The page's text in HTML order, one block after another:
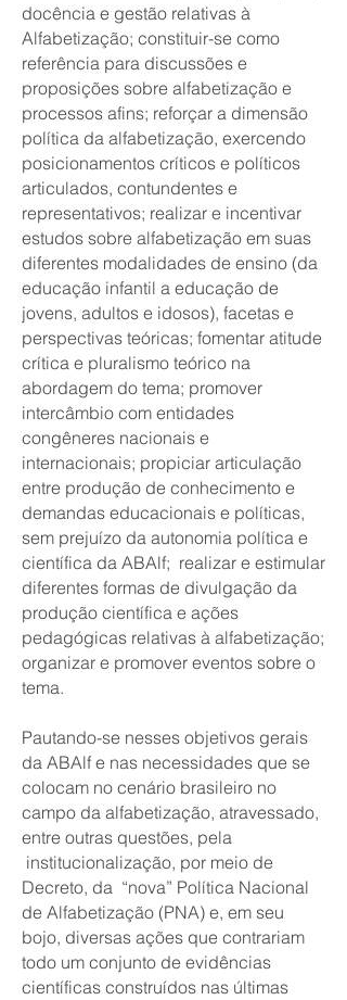
docência e gestão relativas à
Alfabetização; constituir-se como
referência para discussões e
proposições sobre alfabetização e
processos afins; reforçar a dimensão
política da alfabetização, exercendo
posicionamentos críticos e políticos
articulados, contundentes e
representativos; realizar e incentivar
estudos sobre alfabetização em suas
diferentes modalidades de ensino (da
educação infantil a educação de
jovens, adultos e idosos), facetas e
perspectivas teóricas; fomentar atitude
crítica e pluralismo teórico na
abordagem do tema; promover
intercâmbio com entidades
congêneres nacionais e
internacionais; propiciar articulação
entre produção de conhecimento e
demandas educacionais e políticas,
sem prejuízo da autonomia política e
científica da ABAlf; realizar e estimular
diferentes formas de divulgação da
produção científica e ações
pedagógicas relativas à alfabetização;
organizar e promover eventos sobre o
tema.
Pautando-se nesses objetivos gerais
da ABAlf e nas necessidades que se
colocam no cenário brasileiro no
campo da alfabetização, atravessado,
entre outras questões, pela
institucionalização, por meio de
Decreto, da “nova” Política Nacional
de Alfabetização (PNA) e, em seu
bojo, diversas ações que contrariam
todo um conjunto de evidências
científicas construídos nas últimas